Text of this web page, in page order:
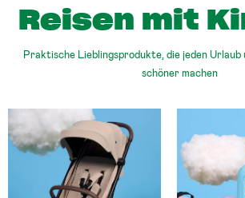
Reisen mit
Praktische Lieblingsprodukte, die jeden
schöner machen